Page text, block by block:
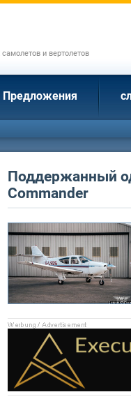
и вертолетов
Предложения
Поддержанный
Commander